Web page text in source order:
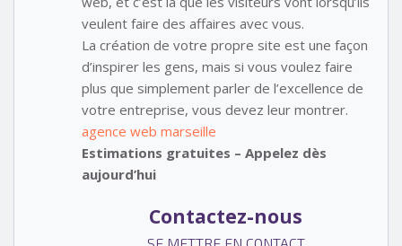
veulent faire des affaires avec vous.
La création de votre propre site est une façon
d’inspirer les gens, mais si vous voulez faire
plus que simplement parler de l’excellence de
votre entreprise, vous devez leur montrer.
agence web marseille
Estimations gratuites – Appelez dès
aujourd’hui
Contactez-nous